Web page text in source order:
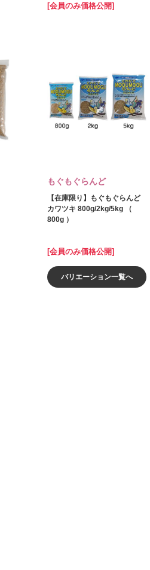
[会員のみ価格公開]
もぐもぐらんど
【在庫限り】もぐもぐらんど
カワツキ 800g/2kg/5kg （
800g ）
[会員のみ価格公開]
バリエーション一覧へ